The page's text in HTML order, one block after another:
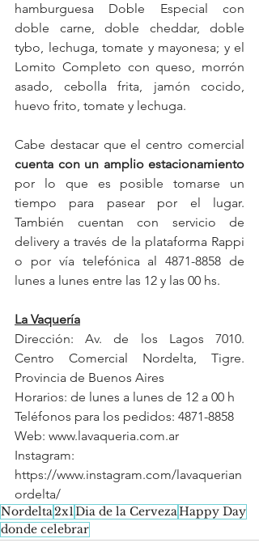
hamburguesa Doble Especial con
doble carne, doble cheddar, doble
tybo, lechuga, tomate y mayonesa; y el
Lomito Completo con queso, morrón
asado, cebolla frita, jamón cocido,
huevo frito, tomate y lechuga.
cuenta con un amplio estacionamiento
por lo que es posible tomarse un
tiempo para pasear por el lugar.
También cuentan con servicio de
delivery a través de la plataforma Rappi
o por vía telefónica al 4871-8858 de
lunes a lunes entre las 12 y las 00 hs.
La Vaquería
Dirección: Av. de los Lagos 7010.
Centro Comercial Nordelta, Tigre.
Provincia de Buenos Aires
Horarios: de lunes a lunes de 12 a 00 h
Teléfonos para los pedidos: 4871-8858
Web: www.lavaqueria.com.ar
Instagram:
https://www.instagram.com/lavaquerian
ordelta/
Nordelta2x1Dia de la CervezaHappy Day
donde celebrar